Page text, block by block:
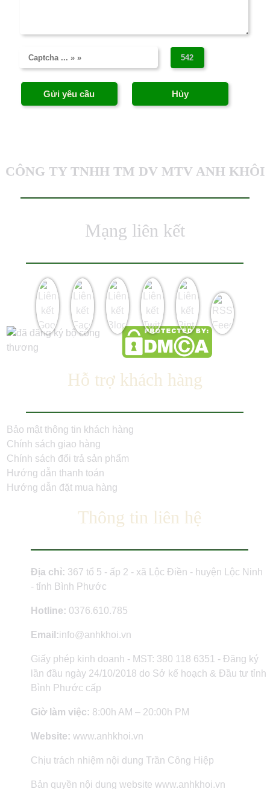
CÔNG TY TNHH TM DV MTV ANH KHÔI
Mạng liên kết
Hỗ trợ khách hàng
Bảo mật thông tin khách hàng
Chính sách giao hàng
Chính sách đổi trả sản phẩm
Hướng dẫn thanh toán
Hướng dẫn đặt mua hàng
Thông tin liên hệ
Địa chỉ: 367 tổ 5 - ấp 2 - xã Lộc Điền - huyện Lộc Ninh
- tỉnh Bình Phước
Hotline: 0376.610.785
Email:info@anhkhoi.vn
Giấy phép kinh doanh - MST: 380 118 6351 - Đăng ký
lần đầu ngày 24/10/2018 do Sở kế hoạch & Đầu tư tỉnh
Bình Phước cấp
Giờ làm việc: 8:00h AM – 20:00h PM
Website: www.anhkhoi.vn
Chịu trách nhiệm nội dung Trần Công Hiệp
Bản quyền nội dung website www.anhkhoi.vn